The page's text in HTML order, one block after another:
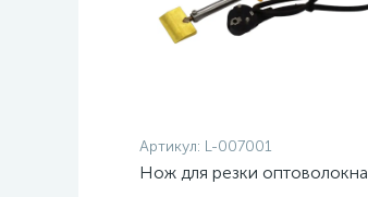
Артикул: L-007001
Нож для резки оптоволокна